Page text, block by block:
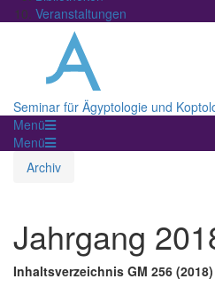
Veranstaltungen
Seminar für Ägyptologie und
Menü
Menü
Archiv
Jahrgang
Inhaltsverzeichnis GM 256 (2018)